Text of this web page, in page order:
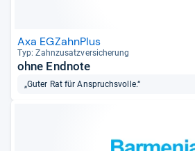
Axa EGZahnPlus
Typ: Zahn­zu­satz­ver­si­che­rung
ohne Endnote
„Guter Rat für Anspruchsvolle.“